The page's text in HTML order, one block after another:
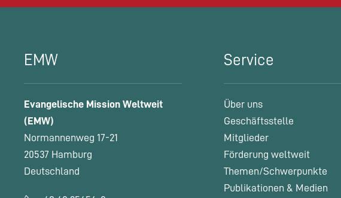
EMW
Evangelische Mission Weltweit
(EMW)
Normannenweg 17-21
20537 Hamburg
Deutschland
Service
Über uns
Geschäftsstelle
Mitglieder
Förderung weltweit
Themen/Schwerpunkte
Publikationen & Medien